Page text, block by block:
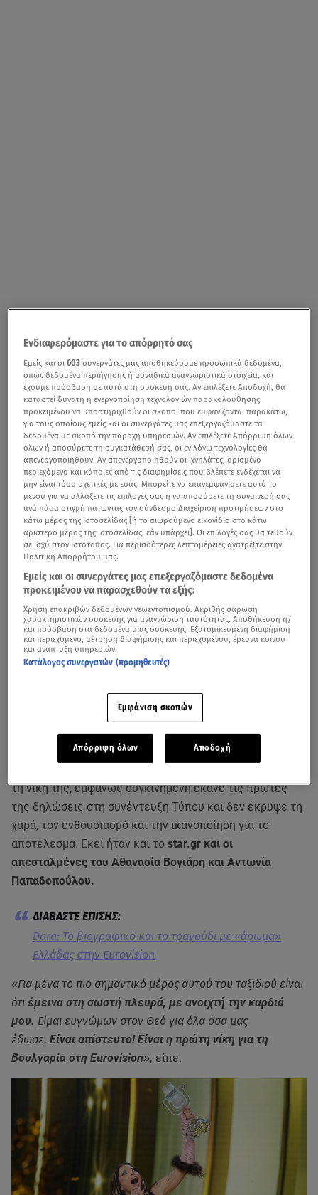
με το«Bangaranga» πήρε την πρωτιά στη φετινή
, φέρνοντας για πρώτη φορά τη
τη νίκη της, εμφανώς συγκινημένη έκανε τις πρώτες
της δηλώσεις στη συνέντευξη Τύπου και δεν έκρυψε τη
χαρά, τον ενθουσιασμό και την ικανοποίηση για το
αποτέλεσμα. Εκεί ήταν και το star.gr και οι
απεσταλμένες του Αθανασία Βογιάρη και Αντωνία
Παπαδοπούλου.
Dara: Το βιογραφικό και το τραγούδι με «άρωμα»
Ελλάδας στην Eurovision
«Για μένα το πιο σημαντικό μέρος αυτού του ταξιδιού είναι
ότι έμεινα στη σωστή πλευρά, με ανοιχτή την καρδιά
μου. Είμαι ευγνώμων στον Θεό για όλα όσα μας
έδωσε. Είναι απίστευτο! Είναι η πρώτη νίκη για τη
Βουλγαρία στη Eurovision», είπε.
Ενδιαφερόμαστε για το απόρρητό σας
Εμείς και οι603 συνεργάτες μας αποθηκεύουμε προσωπικά δεδομένα,
όπως δεδομένα περιήγησης ή μοναδικά αναγνωριστικά στοιχεία, και
έχουμε πρόσβαση σε αυτά στη συσκευή σας. Αν επιλέξετε Αποδοχή, θα
καταστεί δυνατή η ενεργοποίηση τεχνολογιών παρακολούθησης
προκειμένου να υποστηριχθούν οι σκοποί που εμφανίζονται παρακάτω,
για τους οποίους εμείς και οι συνεργάτες μας επεξεργαζόμαστε τα
δεδομένα με σκοπό την παροχή υπηρεσιών. Αν επιλέξετε Απόρριψη όλων
όλων ή αποσύρετε τη συγκατάθεσή σας, οι εν λόγω τεχνολογίες θα
απενεργοποιηθούν. Αν απενεργοποιηθούν οι ιχνηλάτες, ορισμένο
περιεχόμενο και κάποιες από τις διαφημίσεις που βλέπετε ενδέχεται να
μην είναι τόσο σχετικές με εσάς. Μπορείτε να επανεμφανίσετε αυτό το
μενού για να αλλάξετε τις επιλογές σας ή να αποσύρετε τη συναίνεσή σας
ανά πάσα στιγμή πατώντας τον σύνδεσμο Διαχείριση προτιμήσεων στο
κάτω μέρος της ιστοσελίδας [ή το αιωρούμενο εικονίδιο στο κάτω
αριστερό μέρος της ιστοσελίδας, εάν υπάρχει]. Οι επιλογές σας θα τεθούν
σε ισχύ στον Ιστότοπος. Για περισσότερες λεπτομέρειες ανατρέξτε στην
Πολιτική Απορρήτου μας.
Εμείς και οι συνεργάτες μας επεξεργαζόμαστε δεδομένα
προκειμένου να παρασχεθούν τα εξής:
Χρήση επακριβών δεδομένων γεωεντοπισμού. Ακριβής σάρωση
χαρακτηριστικών συσκευής για αναγνώριση ταυτότητας. Αποθήκευση ή/
και πρόσβαση στα δεδομένα μιας συσκευής. Εξατομικευμένη διαφήμιση
και περιεχόμενο, μέτρηση διαφήμισης και περιεχομένου, έρευνα κοινού
και ανάπτυξη υπηρεσιών.
Κατάλογος συνεργατών (προμηθευτές)
Εμφάνιση σκοπών
Απόρριψη όλων Αποδοχή